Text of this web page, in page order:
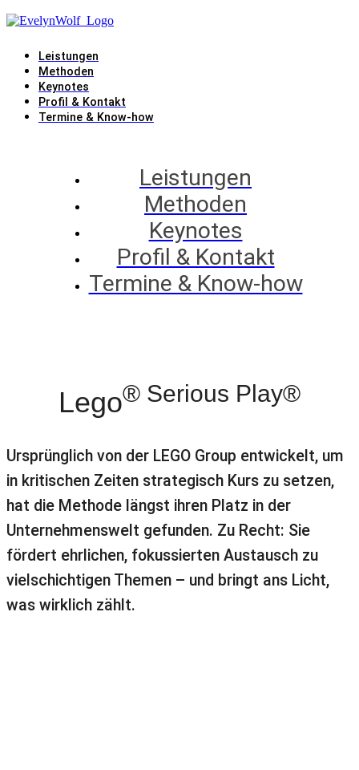
Leistungen
Methoden
Keynotes
Profil & Kontakt
Termine & Know-how
Leistungen
Methoden
Keynotes
Profil & Kontakt
Termine & Know-how
Lego® Serious Play®
Ursprünglich von der LEGO Group entwickelt, um
in kritischen Zeiten strategisch Kurs zu setzen,
hat die Methode längst ihren Platz in der
Unternehmenswelt gefunden. Zu Recht: Sie
fördert ehrlichen, fokussierten Austausch zu
vielschichtigen Themen – und bringt ans Licht,
was wirklich zählt.